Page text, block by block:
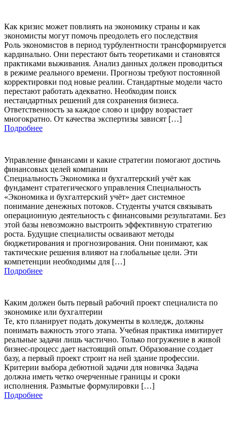
Как кризис может повлиять на экономику страны и как
экономисты могут помочь преодолеть его последствия
Роль экономистов в период турбулентности трансформируется
кардинально. Они перестают быть теоретиками и становятся
практиками выживания. Анализ данных должен проводиться
в режиме реального времени. Прогнозы требуют постоянной
корректировки под новые реалии. Стандартные модели часто
перестают работать адекватно. Необходим поиск
нестандартных решений для сохранения бизнеса.
Ответственность за каждое слово и цифру возрастает
многократно. От качества экспертизы зависят […]
Подробнее
Управление финансами и какие стратегии помогают достичь
финансовых целей компании
Специальность Экономика и бухгалтерский учёт как
фундамент стратегического управления Специальность
«Экономика и бухгалтерский учёт» дает системное
понимание денежных потоков. Студенты учатся связывать
операционную деятельность с финансовыми результатами. Без
этой базы невозможно выстроить эффективную стратегию
роста. Будущие специалисты осваивают методы
бюджетирования и прогнозирования. Они понимают, как
тактические решения влияют на глобальные цели. Эти
компетенции необходимы для […]
Подробнее
Каким должен быть первый рабочий проект специалиста по
экономике или бухгалтерии
Те, кто планирует подать документы в колледж, должны
понимать важность этого этапа. Учебная практика имитирует
реальные задачи лишь частично. Только погружение в живой
бизнес-процесс дает настоящий опыт. Образование создает
базу, а первый проект строит на ней здание профессии.
Критерии выбора дебютной задачи для новичка Задача
должна иметь четко очерченные границы и сроки
исполнения. Размытые формулировки […]
Подробнее